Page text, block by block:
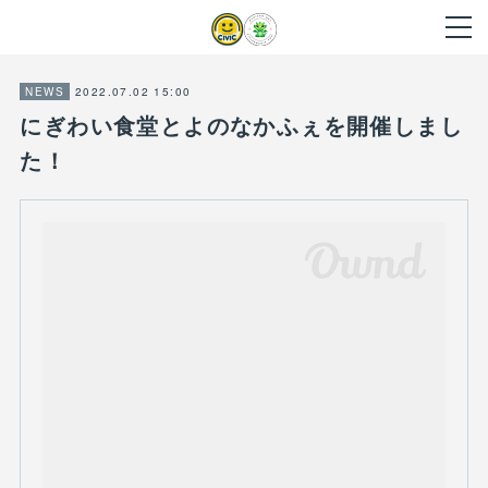
NEWS 2022.07.02 15:00
にぎわい食堂とよのなかふぇを開催しまし
た！